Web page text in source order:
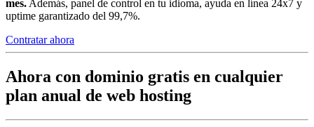
mes. Además, panel de control en tu idioma, ayuda en línea 24x7 y
uptime garantizado del 99,7%.
Contratar ahora
Ahora con dominio gratis en cualquier
plan anual de web hosting